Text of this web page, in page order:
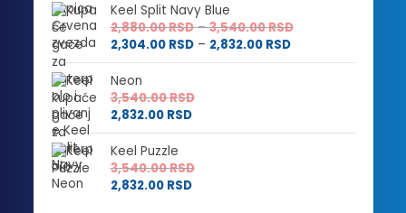
Keel Split Navy Blue
2,880.00RSD – 3,540.00RSDRaspon
od
2,304.00 RSD – 2,832.00 RSDRaspon
cena:
2,832.00 RSD
Neon
3,540.00RSD
2,832.00 RSD
Keel Puzzle
3,540.00RSD
2,832.00 RSD